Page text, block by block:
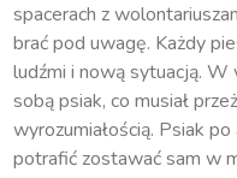
spacerach z
brać pod uwagę. Każdy
ludźmi i nową sytuacją. W
sobą psiak, co musiał
wyrozumiałością. Psiak
potrafić zostawać sam w